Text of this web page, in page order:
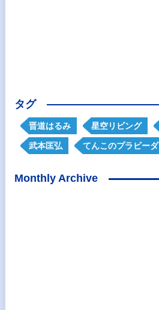
タグ
晋道はるみ 星空リビング
武本匡弘 てんこのプラビーダ
Monthly Archive